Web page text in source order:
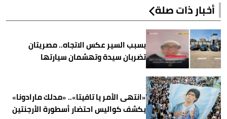
أخبار ذات صلة
بسبب السير عكس الاتجاه.. مصريتان
تضربان سيدة وتهشمان سيارتها
«انتهى الأمر يا تافيتا».. «مدلك مارادونا»
يكشف كواليس احتضار أسطورة الأرجنتين